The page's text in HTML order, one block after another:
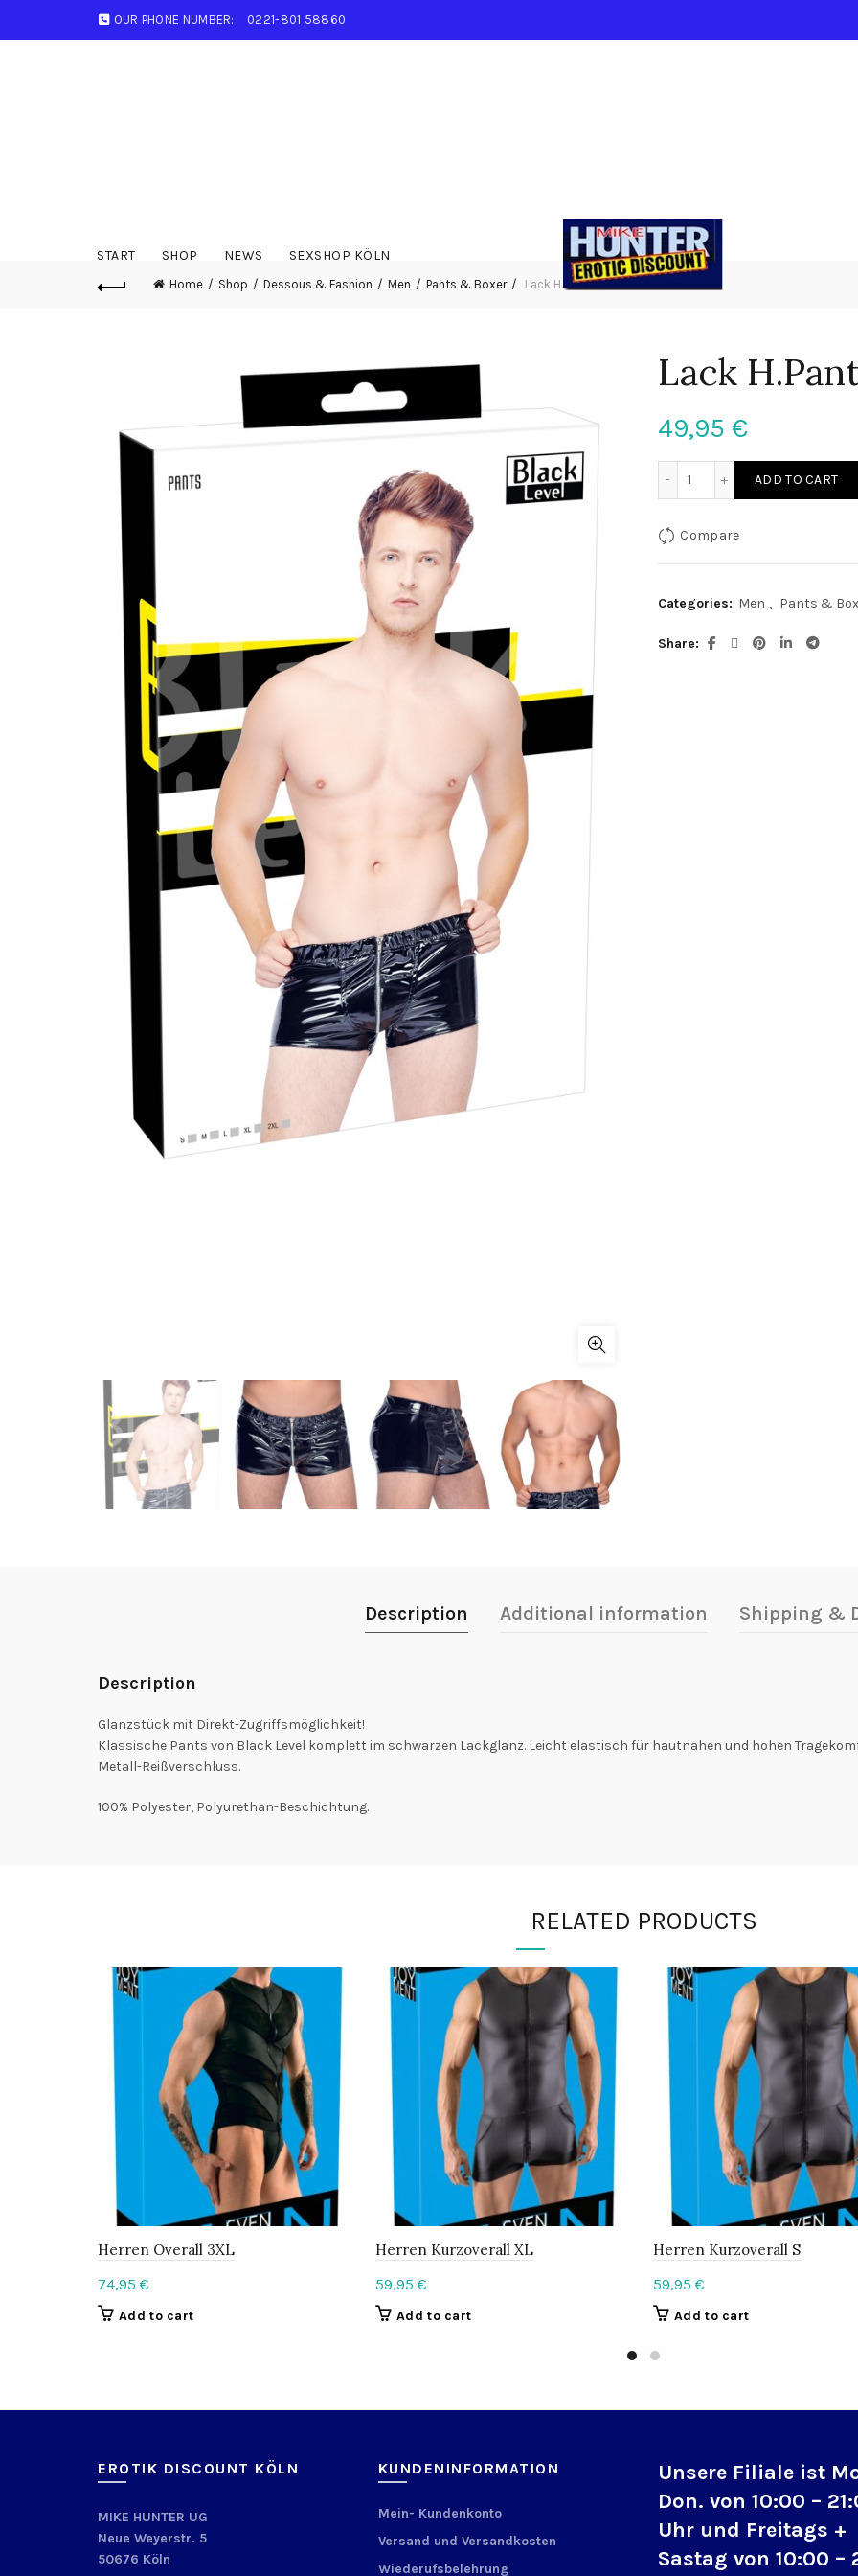
OUR PHONE NUMBER: 0221-801 58860
START SHOP NEWS SEXSHOP KÖLN
Home Shop Dessous & Fashion Men Pants & Boxer Lack H.Pants M
Lack
49,95 €
ADD TO CART
Compare
Categories: Men , Pants &
Share
Description Additional information Shipping &
Description
Glanzstück mit Direkt-Zugriffsmöglichkeit!
Klassische Pants von Black Level komplett im schwarzen Lackglanz. Leicht elastisch für hautnahen und hohen
Metall-Reißverschluss.
100% Polyester, Polyurethan-Beschichtung.
RELATED PRODUCTS
Herren Overall 3XL
74,95 €
Add to cart
Herren Kurzoverall XL
59,95 €
Add to cart
Herren Kurzoverall S
59,95 €
Add to cart
EROTIK DISCOUNT KÖLN
MIKE HUNTER UG
Neue Weyerstr. 5
50676 Köln
KUNDENINFORMATION
Mein- Kundenkonto
Versand und Versandkosten
Wiederufsbelehrung
Unsere Filiale ist
Don. von 10:00 –
Uhr und Freitags +
Sastag von 10:00 –